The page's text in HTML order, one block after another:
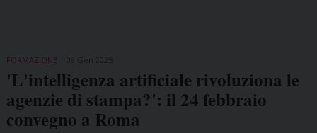
FORMAZIONE
'L'intelligenza artificiale rivoluziona le
agenzie di stampa?': il 24 febbraio
convegno a Roma